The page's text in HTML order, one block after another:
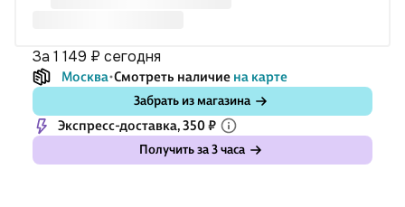
за 1 149 ₽ сегодня
Москва Смотреть наличие на карте
Забрать из магазина
Экспресс-доставка, 350 ₽
Получить за 3 часа